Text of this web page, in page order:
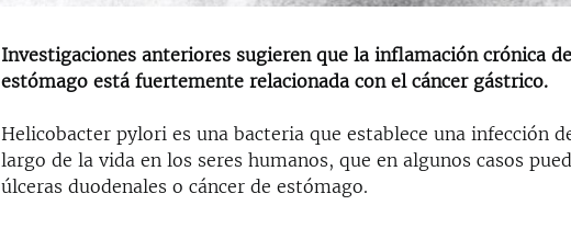
Investigaciones anteriores sugieren que la inflamación crónica
estómago está fuertemente relacionada con el cáncer gástrico.
Helicobacter pylori es una bacteria que establece una infección
largo de la vida en los seres humanos, que en algunos casos
úlceras duodenales o cáncer de estómago.